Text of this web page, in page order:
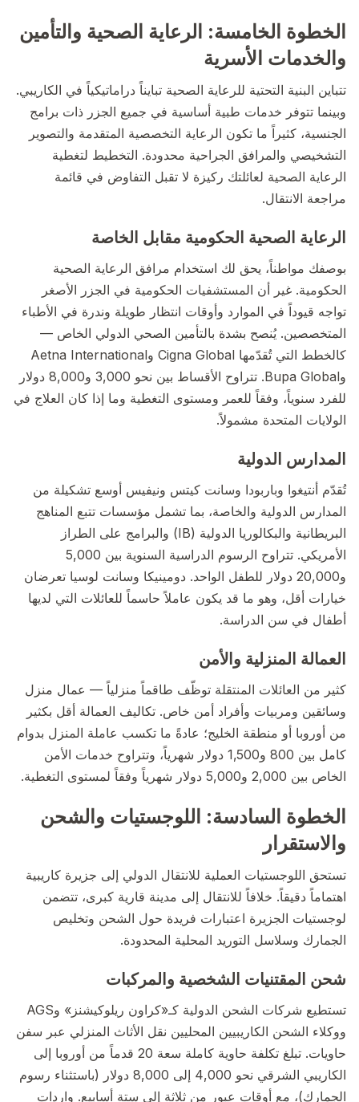
الخطوة الخامسة: الرعاية الصحية والتأمين
والخدمات الأسرية
تتباين البنية التحتية للرعاية الصحية تبايناً دراماتيكياً في الكاريبي.
وبينما تتوفر خدمات طبية أساسية في جميع الجزر ذات برامج
الجنسية، كثيراً ما تكون الرعاية التخصصية المتقدمة والتصوير
التشخيصي والمرافق الجراحية محدودة. التخطيط لتغطية
الرعاية الصحية لعائلتك ركيزة لا تقبل التفاوض في قائمة
مراجعة الانتقال.
الرعاية الصحية الحكومية مقابل الخاصة
بوصفك مواطناً، يحق لك استخدام مرافق الرعاية الصحية
الحكومية. غير أن المستشفيات الحكومية في الجزر الأصغر
تواجه قيوداً في الموارد وأوقات انتظار طويلة وندرة في الأطباء
المتخصصين. يُنصح بشدة بالتأمين الصحي الدولي الخاص —
كالخطط التي تُقدّمها Cigna Global وAetna International
وBupa Global. تتراوح الأقساط بين نحو 3,000 و8,000 دولار
للفرد سنوياً، وفقاً للعمر ومستوى التغطية وما إذا كان العلاج في
الولايات المتحدة مشمولاً.
المدارس الدولية
تُقدّم أنتيغوا وباربودا وسانت كيتس ونيفيس أوسع تشكيلة من
المدارس الدولية والخاصة، بما تشمل مؤسسات تتبع المناهج
البريطانية والبكالوريا الدولية (IB) والبرامج على الطراز
الأمريكي. تتراوح الرسوم الدراسية السنوية بين 5,000
و20,000 دولار للطفل الواحد. دومينيكا وسانت لوسيا تعرضان
خيارات أقل، وهو ما قد يكون عاملاً حاسماً للعائلات التي لديها
أطفال في سن الدراسة.
العمالة المنزلية والأمن
كثير من العائلات المنتقلة توظّف طاقماً منزلياً — عمال منزل
وسائقين ومربيات وأفراد أمن خاص. تكاليف العمالة أقل بكثير
من أوروبا أو منطقة الخليج؛ عادةً ما تكسب عاملة المنزل بدوام
كامل بين 800 و1,500 دولار شهرياً، وتتراوح خدمات الأمن
الخاص بين 2,000 و5,000 دولار شهرياً وفقاً لمستوى التغطية.
الخطوة السادسة: اللوجستيات والشحن
والاستقرار
تستحق اللوجستيات العملية للانتقال الدولي إلى جزيرة كاريبية
اهتماماً دقيقاً. خلافاً للانتقال إلى مدينة قارية كبرى، تتضمن
لوجستيات الجزيرة اعتبارات فريدة حول الشحن وتخليص
الجمارك وسلاسل التوريد المحلية المحدودة.
شحن المقتنيات الشخصية والمركبات
تستطيع شركات الشحن الدولية كـ«كراون ريلوكيشنز» وAGS
ووكلاء الشحن الكاريبيين المحليين نقل الأثاث المنزلي عبر سفن
حاويات. تبلغ تكلفة حاوية كاملة سعة 20 قدماً من أوروبا إلى
الكاريبي الشرقي نحو 4,000 إلى 8,000 دولار (باستثناء رسوم
الجمارك)، مع أوقات عبور من ثلاثة إلى ستة أسابيع. واردات